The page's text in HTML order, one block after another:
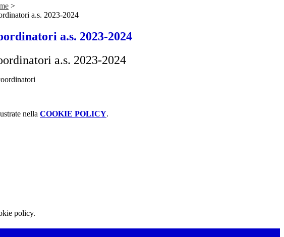
>
a.s. 2023-2024
a.s. 2023-2024
a.s. 2023-2024
nella COOKIE POLICY.
policy.